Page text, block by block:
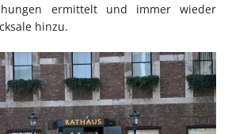
ermittelt und immer wieder
hinzu.